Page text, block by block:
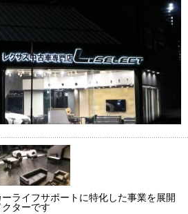
ライフサポートに特化した事業を展開
ターです